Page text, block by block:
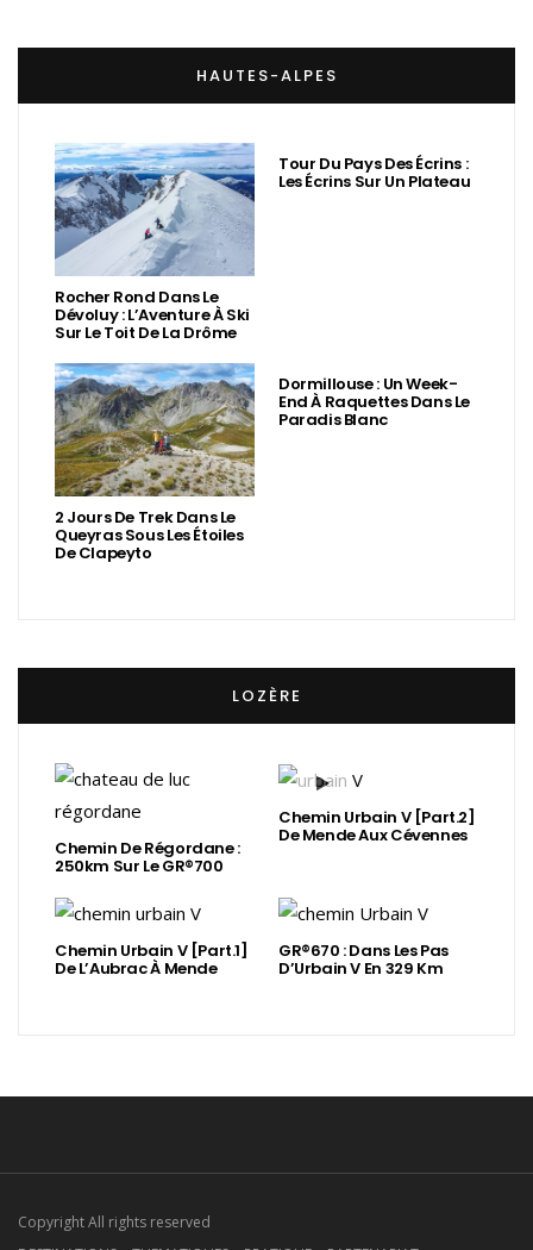
HAUTES-ALPES
Rocher Rond Dans Le
Dévoluy : L’Aventure À Ski
Sur Le Toit De La Drôme
Tour Du Pays Des Écrins :
Les Écrins Sur Un Plateau
2 Jours De Trek Dans Le
Queyras Sous Les Étoiles
De Clapeyto
Dormillouse : Un Week-
End À Raquettes Dans Le
Paradis Blanc
LOZÈRE
Chemin De Régordane :
250km Sur Le GR®700
Chemin Urbain V [Part.2]
De Mende Aux Cévennes
Chemin Urbain V [Part.1]
De L’Aubrac À Mende
GR®670 : Dans Les Pas
D’Urbain V En 329 Km
Copyright All rights reserved